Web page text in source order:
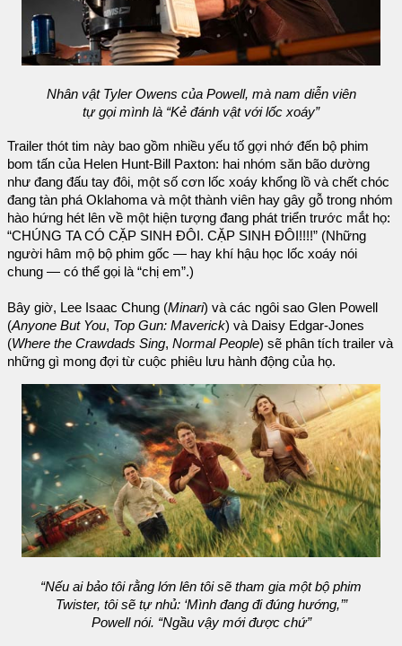
Nhân vật Tyler Owens của Powell, mà nam diễn viên
tự gọi mình là “Kẻ đánh vật với lốc xoáy”
Trailer thót tim này bao gồm nhiều yếu tố gợi nhớ đến bộ phim
bom tấn của Helen Hunt-Bill Paxton: hai nhóm săn bão dường
như đang đấu tay đôi, một số cơn lốc xoáy khổng lồ và chết chóc
đang tàn phá Oklahoma và một thành viên hay gây gỗ trong nhóm
hào hứng hét lên về một hiện tượng đang phát triển trước mắt họ:
“CHÚNG TA CÓ CẶP SINH ĐÔI. CẶP SINH ĐÔI!!!!” (Những
người hâm mộ bộ phim gốc — hay khí hậu học lốc xoáy nói
chung — có thể gọi là “chị em”.)
Bây giờ, Lee Isaac Chung (Minari) và các ngôi sao Glen Powell
(Anyone But You, Top Gun: Maverick) và Daisy Edgar-Jones
(Where the Crawdads Sing, Normal People) sẽ phân tích trailer và
những gì mong đợi từ cuộc phiêu lưu hành động của họ.
“Nếu ai bảo tôi rằng lớn lên tôi sẽ tham gia một bộ phim
Twister, tôi sẽ tự nhủ: ‘Mình đang đi đúng hướng,’”
Powell nói. “Ngầu vậy mới được chứ”